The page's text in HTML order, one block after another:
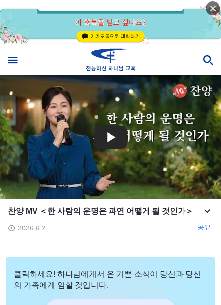
찬양 MV ＜한 사람의 운명은 과연 어떻게 될 것인가＞
2026.6.2 공유
클릭하세요! 하나님에게서 온 기쁜 소식이 당신과 당신
의 가족에게 임할 것입니다.